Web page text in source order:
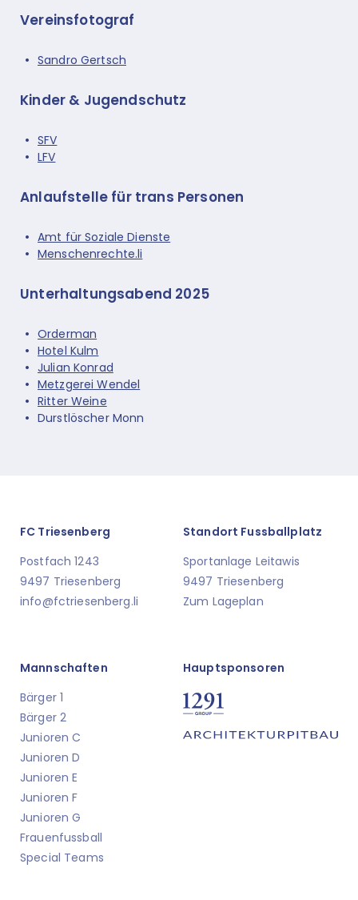
Vereinsfotograf
Sandro Gertsch
Kinder & Jugendschutz
SFV
LFV
Anlaufstelle für trans Personen
Amt für Soziale Dienste
Menschenrechte.li
Unterhaltungsabend 2025
Orderman
Hotel Kulm
Julian Konrad
Metzgerei Wendel
Ritter Weine
Durstlöscher Monn
FC Triesenberg
Postfach 1243
9497 Triesenberg
info@fctriesenberg.li
Standort Fussballplatz
Sportanlage Leitawis
9497 Triesenberg
Zum Lageplan
Mannschaften
Bärger 1
Bärger 2
Junioren C
Junioren D
Junioren E
Junioren F
Junioren G
Frauenfussball
Special Teams
Hauptsponsoren